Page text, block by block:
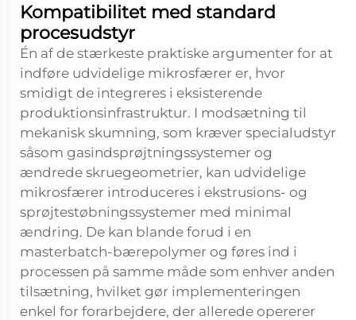
Kompatibilitet med standard
procesudstyr
Én af de stærkeste praktiske argumenter for at
indføre udvidelige mikrosfærer er, hvor
smidigt de integreres i eksisterende
produktionsinfrastruktur. I modsætning til
mekanisk skumning, som kræver specialudstyr
såsom gasindsprøjtningssystemer og
ændrede skruegeometrier, kan udvidelige
mikrosfærer introduceres i ekstrusions- og
sprøjtestøbningssystemer med minimal
ændring. De kan blande forud i en
masterbatch-bærepolymer og føres ind i
processen på samme måde som enhver anden
tilsætning, hvilket gør implementeringen
enkel for forarbejdere, der allerede opererer